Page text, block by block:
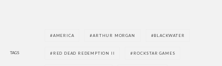
TAGS
AMERICA ARTHUR MORGAN BLACKWATER
RED DEAD REDEMPTION II ROCKSTAR GAMES